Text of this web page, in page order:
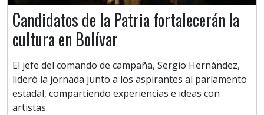
Candidatos de la Patria fortalecerán la
cultura en Bolívar
El jefe del comando de campaña, Sergio Hernández,
lideró la jornada junto a los aspirantes al parlamento
estadal, compartiendo experiencias e ideas con
artistas.